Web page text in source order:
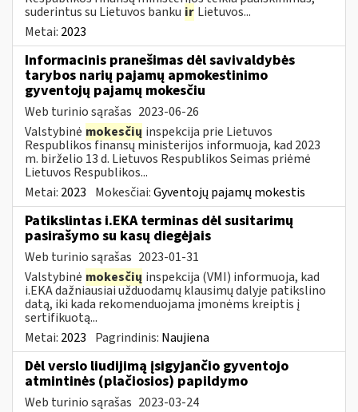
suderintus su Lietuvos banku ir Lietuvos...
Metai: 2023
Informacinis pranešimas dėl savivaldybės
tarybos narių pajamų apmokestinimo
gyventojų pajamų mokesčiu
Web turinio sąrašas 2023-06-26
Valstybinė mokesčių inspekcija prie Lietuvos
Respublikos finansų ministerijos informuoja, kad 2023
m. birželio 13 d. Lietuvos Respublikos Seimas priėmė
Lietuvos Respublikos...
Metai: 2023 Mokesčiai:Gyventojų pajamų mokestis
Patikslintas i.EKA terminas dėl susitarimų
pasirašymo su kasų diegėjais
Web turinio sąrašas 2023-01-31
Valstybinė mokesčių inspekcija (VMI) informuoja, kad
i.EKA dažniausiai užduodamų klausimų dalyje patikslino
datą, iki kada rekomenduojama įmonėms kreiptis į
sertifikuotą...
Metai: 2023 Pagrindinis: Naujiena
Dėl verslo liudijimą įsigyjančio gyventojo
atmintinės (plačiosios) papildymo
Web turinio sąrašas 2023-03-24